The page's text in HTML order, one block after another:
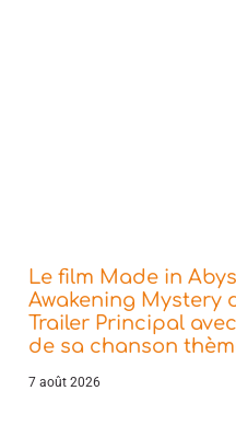
Le film Made in
Awakening Mystery
Trailer Principal
de sa chanson
7 août 2026